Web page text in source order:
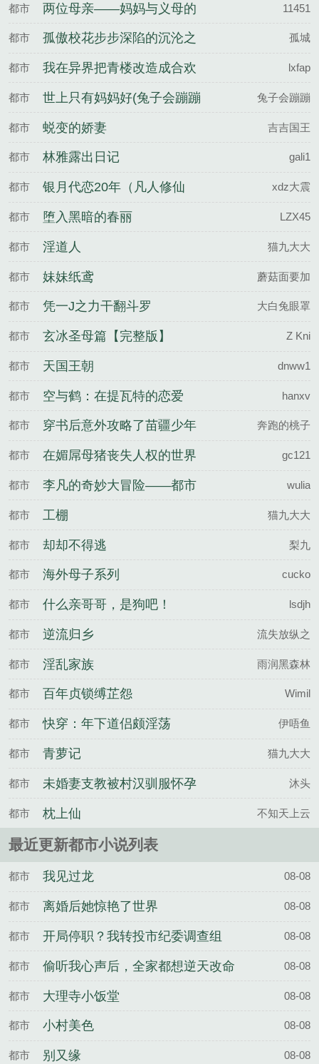
都市
两位母亲——妈妈与义母的
诱惑
11451
都市
孤傲校花步步深陷的沉沦之
路
孤城
都市
我在异界把青楼改造成合欢
宗
lxfap
都市
世上只有妈妈好(兔子会蹦蹦
蹦)
兔子会蹦蹦
都市 蜕变的娇妻 吉吉国王
都市 林雅露出日记 gali1
都市
银月代恋20年（凡人修仙
传）
xdz大震
都市 堕入黑暗的春丽 LZX45
都市 淫道人 猫九大大
都市 妹妹纸鸢 蘑菇面要加
都市 凭一J之力干翻斗罗 大白兔眼罩
都市 玄冰圣母篇【完整版】 Z Kni
都市 天国王朝 dnww1
都市 空与鹤：在提瓦特的恋爱 hanxv
都市 穿书后意外攻略了苗疆少年 奔跑的桃子
都市
在媚屌母猪丧失人权的世界
我独自升级
gc121
都市
李凡的奇妙大冒险——都市
篇
wulia
都市 工棚 猫九大大
都市 却却不得逃 梨九
都市 海外母子系列 cucko
都市 什么亲哥哥，是狗吧！ lsdjh
都市 逆流归乡 流失放纵之
都市 淫乱家族 雨润黑森林
都市 百年贞锁缚芷怨 Wimil
都市 快穿：年下道侣颇淫荡 伊唔鱼
都市 青萝记 猫九大大
都市
未婚妻支教被村汉驯服怀孕
违约嫁深山做孕母
沐头
都市 枕上仙 不知天上云
最近更新都市小说列表
都市 我见过龙 08-08
都市 离婚后她惊艳了世界 08-08
都市 开局停职？我转投市纪委调查组 08-08
都市 偷听我心声后，全家都想逆天改命 08-08
都市 大理寺小饭堂 08-08
都市 小村美色 08-08
都市 别又缘 08-08